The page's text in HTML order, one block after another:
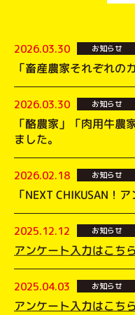
2026.03.30 お知らせ
「畜産農家それぞれの
2026.03.30 お知らせ
「酪農家」「肉用牛農
ました。
2026.02.18 お知らせ
「NEXT CHIKUSAN！
2025.12.12 お知らせ
アンケート入力はこち
2025.04.03 お知らせ
アンケート入力はこち